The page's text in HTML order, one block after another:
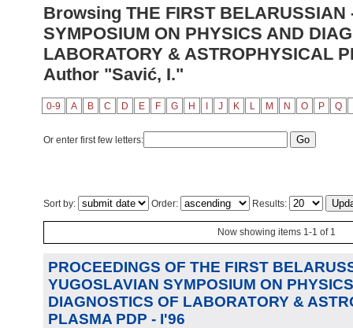
Browsing THE FIRST BELARUSSIAN
SYMPOSIUM ON PHYSICS AND
LABORATORY & ASTROPHYSICAL
Author "Savić, I."
0-9 A B C D E F G H J K L M N O P Q
Or enter first few letters:
Sort by: Order: Results:
Now showing items 1-1 of 1
PROCEEDINGS OF THE FIRST
YUGOSLAVIAN SYMPOSIUM ON
DIAGNOSTICS OF LABORATORY &
PLASMA PDP - I'96